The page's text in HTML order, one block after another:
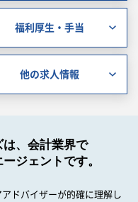
福利厚生・手当
他の求人情報
は、会計業界で
ジェントです。
ドバイザーが的確に理解し